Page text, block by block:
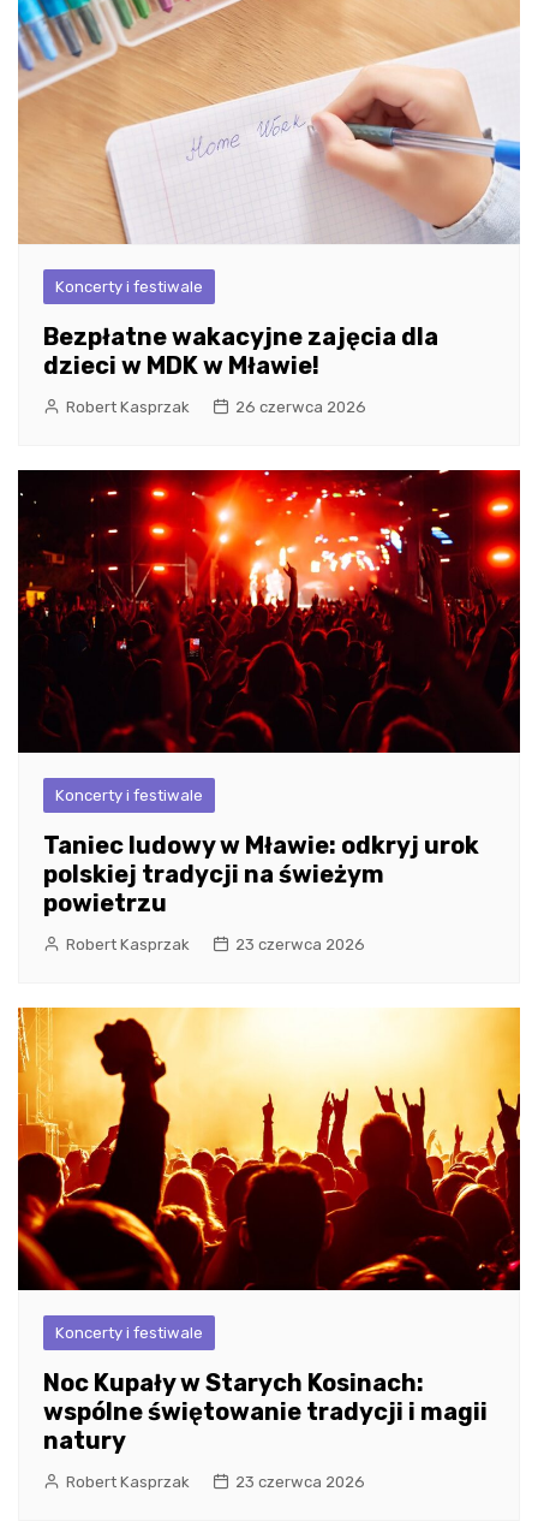
Koncerty i festiwale
Bezpłatne wakacyjne zajęcia dla
dzieci w MDK w Mławie!
Robert Kasprzak 26 czerwca 2026
Koncerty i festiwale
Taniec ludowy w Mławie: odkryj urok
polskiej tradycji na świeżym
powietrzu
Robert Kasprzak 23 czerwca 2026
Koncerty i festiwale
Noc Kupały w Starych Kosinach:
wspólne świętowanie tradycji i magii
natury
Robert Kasprzak 23 czerwca 2026